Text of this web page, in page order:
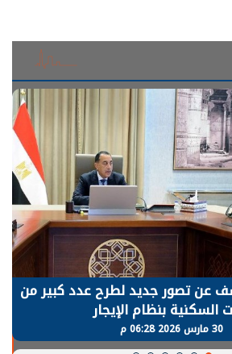
عن تصور جديد لطرح عدد كبير من
السكنية بنظام الإيجار